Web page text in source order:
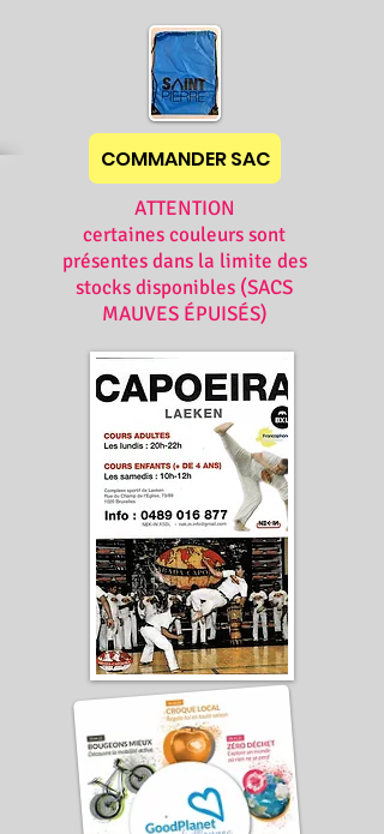
COMMANDER SAC
ATTENTION
certaines couleurs sont
présentes dans la limite des
stocks disponibles (SACS
MAUVES ÉPUISÉS)